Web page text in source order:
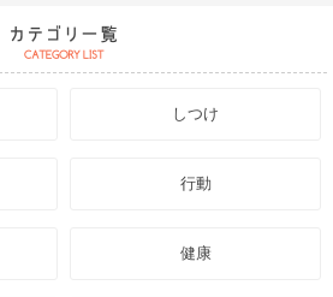
しつけ
行動
健康